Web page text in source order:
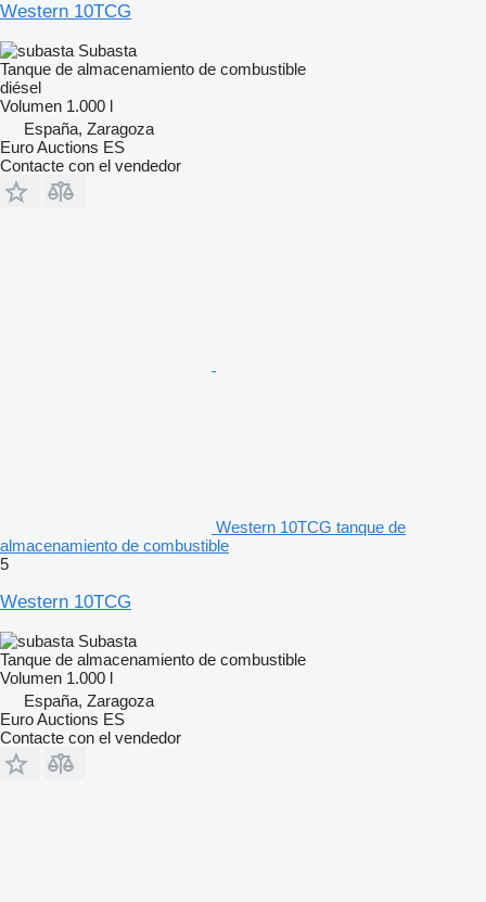
Western 10TCG
Subasta
Tanque de almacenamiento de combustible
diésel
Volumen 1.000 l
España, Zaragoza
Euro Auctions ES
Contacte con el vendedor
Western 10TCG tanque de
almacenamiento de combustible
5
Western 10TCG
Subasta
Tanque de almacenamiento de combustible
Volumen 1.000 l
España, Zaragoza
Euro Auctions ES
Contacte con el vendedor